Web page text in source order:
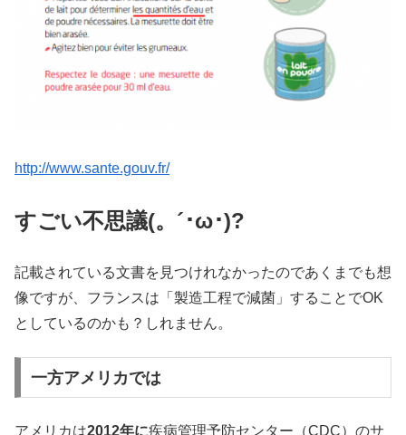
http://www.sante.gouv.fr/
すごい不思議(。´･ω･)?
記載されている文書を見つけれなかったのであくまでも想
像ですが、フランスは「製造工程で減菌」することでOK
としているのかも？しれません。
一方アメリカでは
アメリカは2012年に疾病管理予防センター（CDC）のサ